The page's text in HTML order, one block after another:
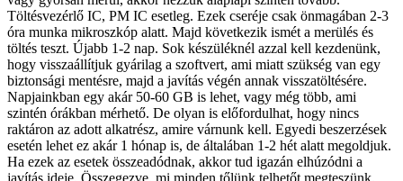
Töltésvezérlő IC, PM IC esetleg. Ezek cseréje csak önmagában 2-3
óra munka mikroszkóp alatt. Majd következik ismét a merülés és
töltés teszt. Újabb 1-2 nap. Sok készüléknél azzal kell kezdenünk,
hogy visszaállítjuk gyárilag a szoftvert, ami miatt szükség van egy
biztonsági mentésre, majd a javítás végén annak visszatöltésére.
Napjainkban egy akár 50-60 GB is lehet, vagy még több, ami
szintén órákban mérhető. De olyan is előfordulhat, hogy nincs
raktáron az adott alkatrész, amire várnunk kell. Egyedi beszerzések
esetén lehet ez akár 1 hónap is, de általában 1-2 hét alatt megoldjuk.
Ha ezek az esetek összeadódnak, akkor tud igazán elhúzódni a